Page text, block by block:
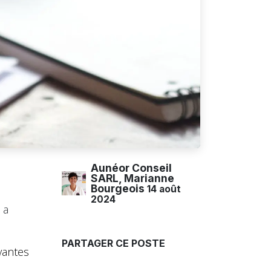
Aunéor Conseil
SARL, Marianne
Bourgeois 14 août
2024
PARTAGER CE POSTE